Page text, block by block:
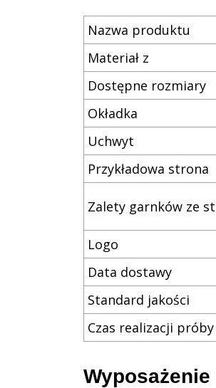
Nazwa produktu
Materiał z
Dostępne rozmiary
Okładka
Uchwyt
Przykładowa strona
Zalety garnków ze
Logo
Data dostawy
Standard jakości
Czas realizacji próby